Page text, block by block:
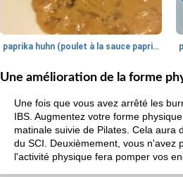
paprika huhn (poulet à la sauce paprika).
Une amélioration de la forme
Une fois que vous avez arrêté les
IBS. Augmentez votre forme
matinale suivie de Pilates. Cela aura
du SCI. Deuxièmement, vous n'avez
l'activité physique fera pomper vos